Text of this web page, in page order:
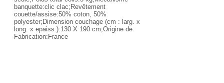
banquette:clic clac;Revêtement
couette/assise:50% coton, 50%
polyester;Dimension couchage (cm : larg. x
long. x epaiss.):130 X 190 cm;Origine de
Fabrication:France